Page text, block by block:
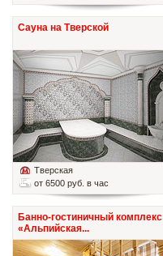
Сауна на Тверской
Тверская
от 6500 руб. в час
Банно-гостиничный комплекс
«Альпийская...